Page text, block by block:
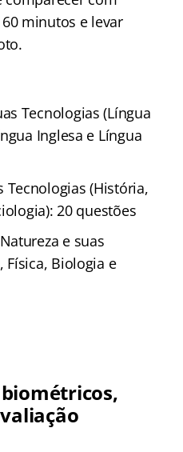
minutos e levar
Tecnologias (Língua
Inglesa e Língua
Tecnologias (História,
20 questões
e suas
Física, Biologia e